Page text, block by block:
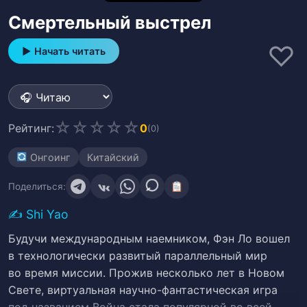
Смертельный выстрел
▶ Начать читать ♡
Рейтинг: ☆ ☆ ☆ ☆ ☆0(0)
Онгоинг Китайский
Поделиться:
✍️ Shi Yao
Будучи международным наемником, Фэн Ло вошел
в технологически развитый параллельный мир
во время миссии. Прожив несколько лет в Новом
Свете, виртуальная научно-фантастическая игра